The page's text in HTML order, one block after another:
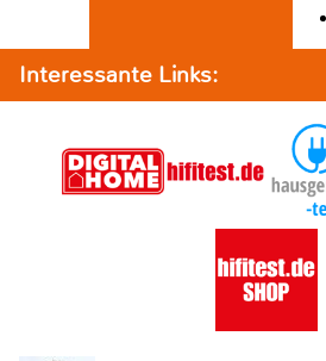
Interessante Links: